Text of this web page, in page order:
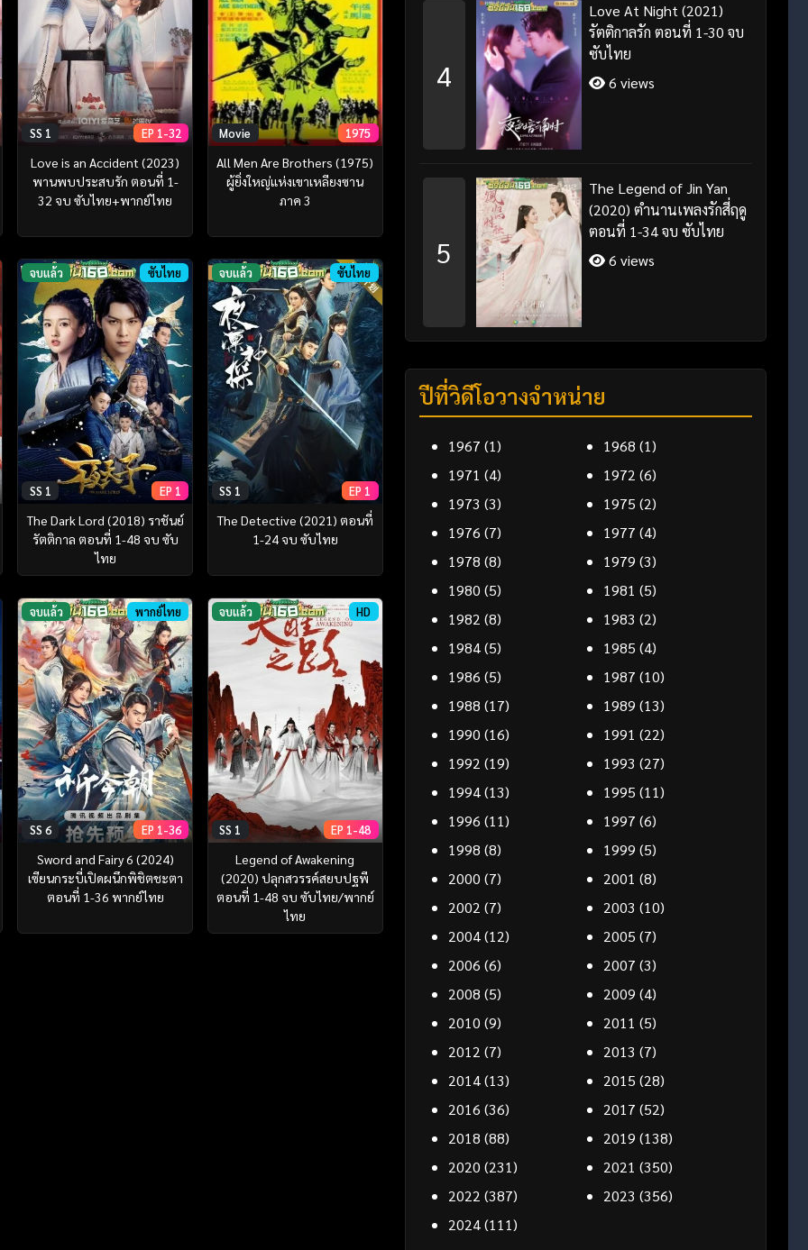
SS 1 EP 1-32
Love is an Accident (2023)
พานพบประสบรัก ตอนที่ 1-
32 จบ ซับไทย+พากย์ไทย
Movie 1975
All Men Are Brothers (1975)
ผู้ยิ่งใหญ่แห่งเขาเหลียงซาน
ภาค 3
จบแล้ว ซับไทย
SS 1 EP 1
The Dark Lord (2018) ราชันย์
รัตติกาล ตอนที่ 1-48 จบ ซับ
ไทย
จบแล้ว ซับไทย
SS 1 EP 1
The Detective (2021) ตอนที่
1-24 จบ ซับไทย
จบแล้ว พากย์ไทย
SS 6 EP 1-36
Sword and Fairy 6 (2024)
เซียนกระบี่เปิดผนึกพิชิตชะตา
ตอนที่ 1-36 พากย์ไทย
จบแล้ว HD
SS 1 EP 1-48
Legend of Awakening
(2020) ปลุกสวรรค์สยบปฐพี
ตอนที่ 1-48 จบ ซับไทย/พากย์
ไทย
4
Love At Night (2021)
รัตติกาลรัก ตอนที่ 1-30 จบ
ซับไทย
6 views
5
The Legend of Jin Yan
(2020) ตำนานเพลงรักสี่ฤดู
ตอนที่ 1-34 จบ ซับไทย
6 views
ปีที่วิดีโอวางจำหน่าย
1967 (1) 1968 (1)
1971 (4) 1972 (6)
1973 (3) 1975 (2)
1976 (7) 1977 (4)
1978 (8) 1979 (3)
1980 (5) 1981 (5)
1982 (8) 1983 (2)
1984(5) 1985 (4)
1986 (5) 1987 (10)
1988 (17) 1989 (13)
1990 (16) 1991 (22)
1992 (19) 1993 (27)
1994(13) 1995 (11)
1996 (11) 1997 (6)
1998 (8) 1999 (5)
2000 (7) 2001 (8)
2002 (7) 2003 (10)
2004(12) 2005 (7)
2006 (6) 2007 (3)
2008 (5) 2009 (4)
2010 (9) 2011 (5)
2012 (7) 2013 (7)
2014(13) 2015 (28)
2016 (36) 2017 (52)
2018 (88) 2019 (138)
2020 (231) 2021 (350)
2022 (387) 2023 (356)
2024(111)